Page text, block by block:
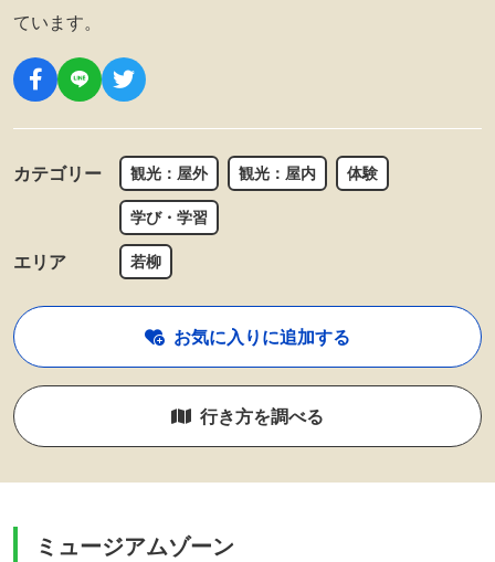
ています。
カテゴリー 観光：屋外 観光：屋内 体験
学び・学習
エリア 若柳
お気に入りに追加する
行き方を調べる
ミュージアムゾーン